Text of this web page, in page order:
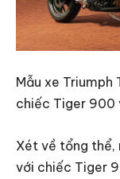
Mẫu xe
chiếc Tiger 900
Xét về tổng thể,
với chiếc Tiger